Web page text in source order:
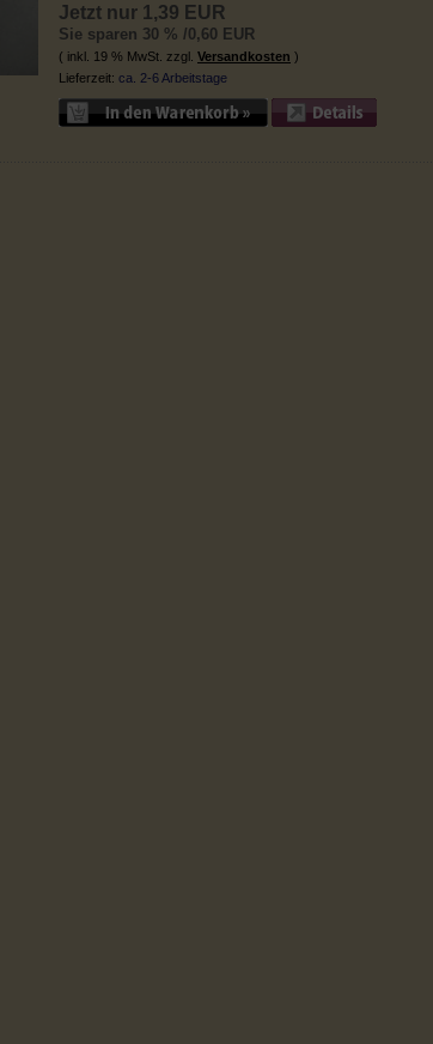
Jetzt nur 1,39 EUR
Sie sparen 30 % /0,60 EUR
( inkl. 19 % MwSt. zzgl. Versandkosten )
Lieferzeit: ca. 2-6 Arbeitstage